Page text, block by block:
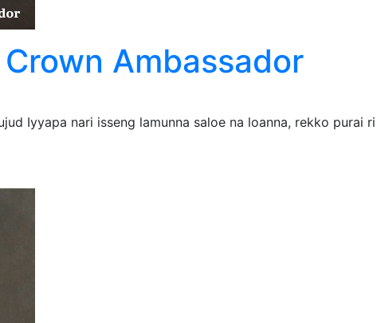
Ambassador
Iyyapa nari isseng lamunna saloe na loanna, rekko purai